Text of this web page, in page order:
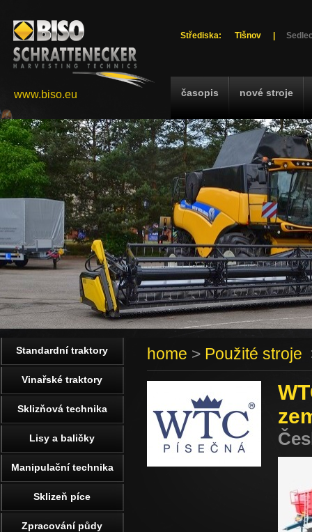
Střediska: Tišnov
časopis nové stroje
www.biso.eu
home > Použité stroje
Standardní traktory
Vinařské traktory
Sklizňová technika
Lisy a baličky
Manipulační technika
Sklizeň píce
Zpracování půdy